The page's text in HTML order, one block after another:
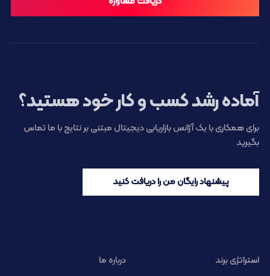
آماده رشد کسب و کار خود هستید؟
برای همکاری با یک آژانس بازاریابی دیجیتال مبتنی بر نتایج با ما تماس
بگیرید
پیشنهاد رایگان من را دریافت کنید
استراتژی برند
درباره ما